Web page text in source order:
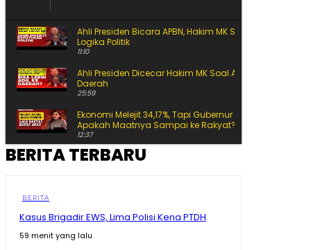
Ahli Presiden Bicara APBN, Hakim MK Soroti Batas
Logika Politik
11:10
Ahli Presiden Dicecar Hakim MK Soal Arah APBN untuk
Daerah
25:59
Ekonomi Melejit 34,17%, Tapi Gubernur Sherly Tanya
Apakah Maatnya Sampai ke Rakyat?
12:37
Bikin Amran Salut! Banyak Maba Undip Ternyata
08:43
Tak Disangka! Gegara dengar Curhat Mahasiswa,
BERITA TERBARU
BERITA
Kasus Brigadir EWS, Lima Polisi Kena PTDH
59 menit yang lalu